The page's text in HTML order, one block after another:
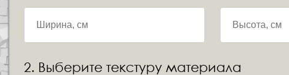
2. Выберите текстуру материала